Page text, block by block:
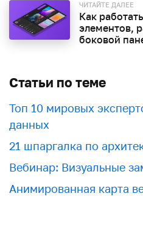
ЧИТАЙТЕ ДАЛЕЕ
Как
элементов,
боковой
Статьи по теме
Топ 10 мировых
данных
21 шпаргалка по
Вебинар: Визуальные
Анимированная карта